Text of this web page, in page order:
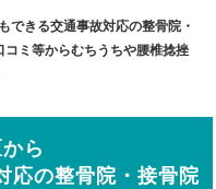
できる交通事故対応の整骨院・
ミ等からむちうちや腰椎捻挫
ら
応の整骨院・接骨院